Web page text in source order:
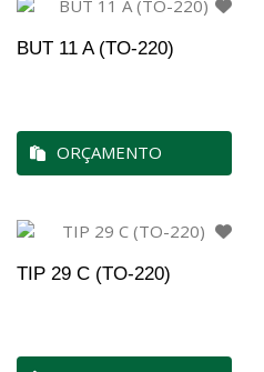
BUT 11 A (TO-220)
ORÇAMENTO
TIP 29 C (TO-220)